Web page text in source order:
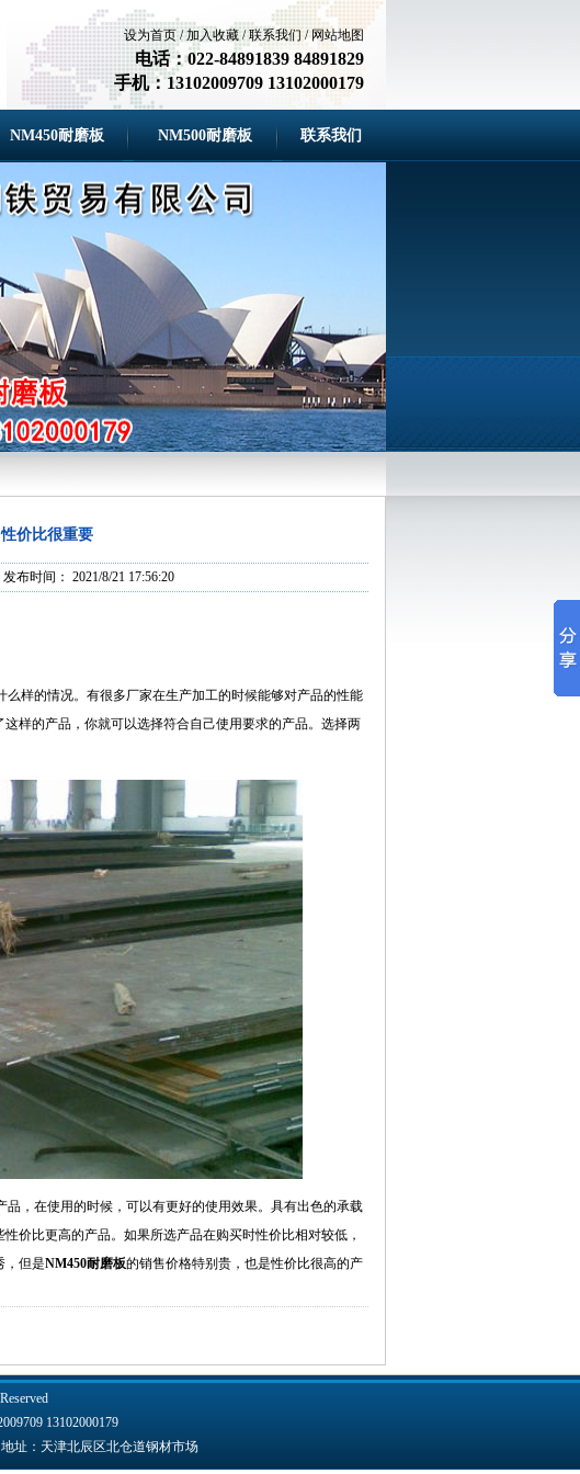
设为首页/加入收藏/联系我们/网站地图
电话：022-84891839 84891829
手机：13102009709 13102000179
NM450耐磨板 NM500耐磨板 联系我们
价比很重要
布时间： 2021/8/21 17:56:20
样的情况。有很多厂家在生产加工的时候能够对产品的性能
样的产品，你就可以选择符合自己使用要求的产品。选择两
品，在使用的时候，可以有更好的使用效果。具有出色的承载
价比更高的产品。如果所选产品在购买时性价比相对较低，
，但是NM450耐磨板的销售价格特别贵，也是性价比很高的产
13102000179
址：天津北辰区北仓道钢材市场